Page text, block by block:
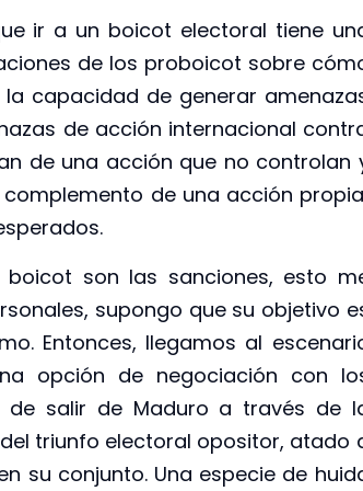
ir a un boicot electoral tiene
de los proboicot sobre
capacidad de generar
de acción internacional
de una acción que no controlan
de una acción
son las sanciones, esto
supongo que su objetivo
Entonces, llegamos al
opción de negociación con
de salir de Maduro a través de
triunfo electoral opositor, atado
su conjunto. Una especie de